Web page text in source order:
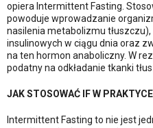
opiera Intermittent Fasting.
powoduje wprowadzanie
nasilenia metabolizmu
insulinowych w ciągu dnia oraz
na ten hormon anaboliczny. W
podatny na odkładanie tkanki
JAK STOSOWAĆ IF W
Intermittent Fasting to nie jest